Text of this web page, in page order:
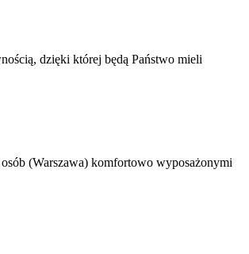
dzięki której będą Państwo mieli
(Warszawa) komfortowo wyposażonymi